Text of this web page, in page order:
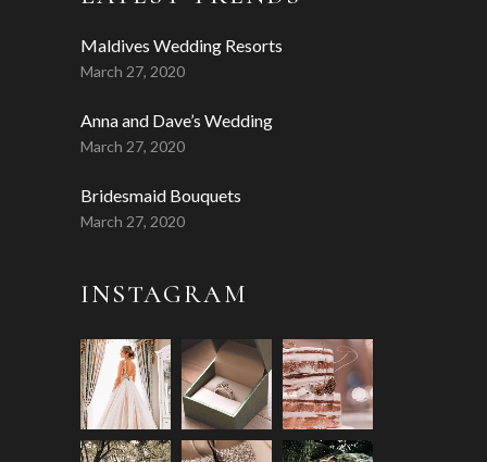
Maldives Wedding Resorts
March 27, 2020
Anna and Dave’s Wedding
March 27, 2020
Bridesmaid Bouquets
March 27, 2020
INSTAGRAM